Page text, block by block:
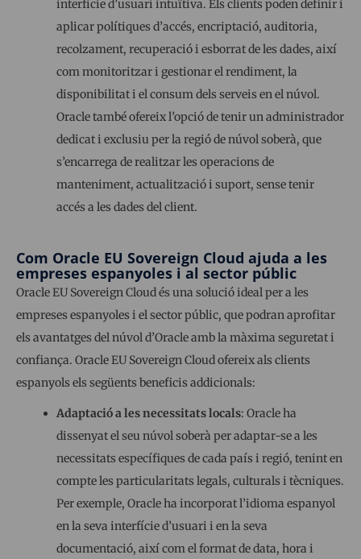
interfície d’usuari intuïtiva. Els clients poden definir i
aplicar polítiques d’accés, encriptació, auditoria,
recolzament, recuperació i esborrat de les dades, així
com monitoritzar i gestionar el rendiment, la
disponibilitat i el consum dels serveis en el núvol.
Oracle també ofereix l’opció de tenir un administrador
dedicat i exclusiu per la regió de núvol soberà, que
s’encarrega de realitzar les operacions de
manteniment, actualització i suport, sense tenir
accés a les dades del client.
Com Oracle EU Sovereign Cloud ajuda a les
empreses espanyoles i al sector públic
Oracle EU Sovereign Cloud és una solució ideal per a les
empreses espanyoles i el sector públic, que podran aprofitar
els avantatges del núvol d’Oracle amb la màxima seguretat i
confiança. Oracle EU Sovereign Cloud ofereix als clients
espanyols els següents beneficis addicionals:
Adaptació a les necessitats locals: Oracle ha
dissenyat el seu núvol soberà per adaptar-se a les
necessitats específiques de cada país i regió, tenint en
compte les particularitats legals, culturals i tècniques.
Per exemple, Oracle ha incorporat l’idioma espanyol
en la seva interfície d’usuari i en la seva
documentació, així com el format de data, hora i